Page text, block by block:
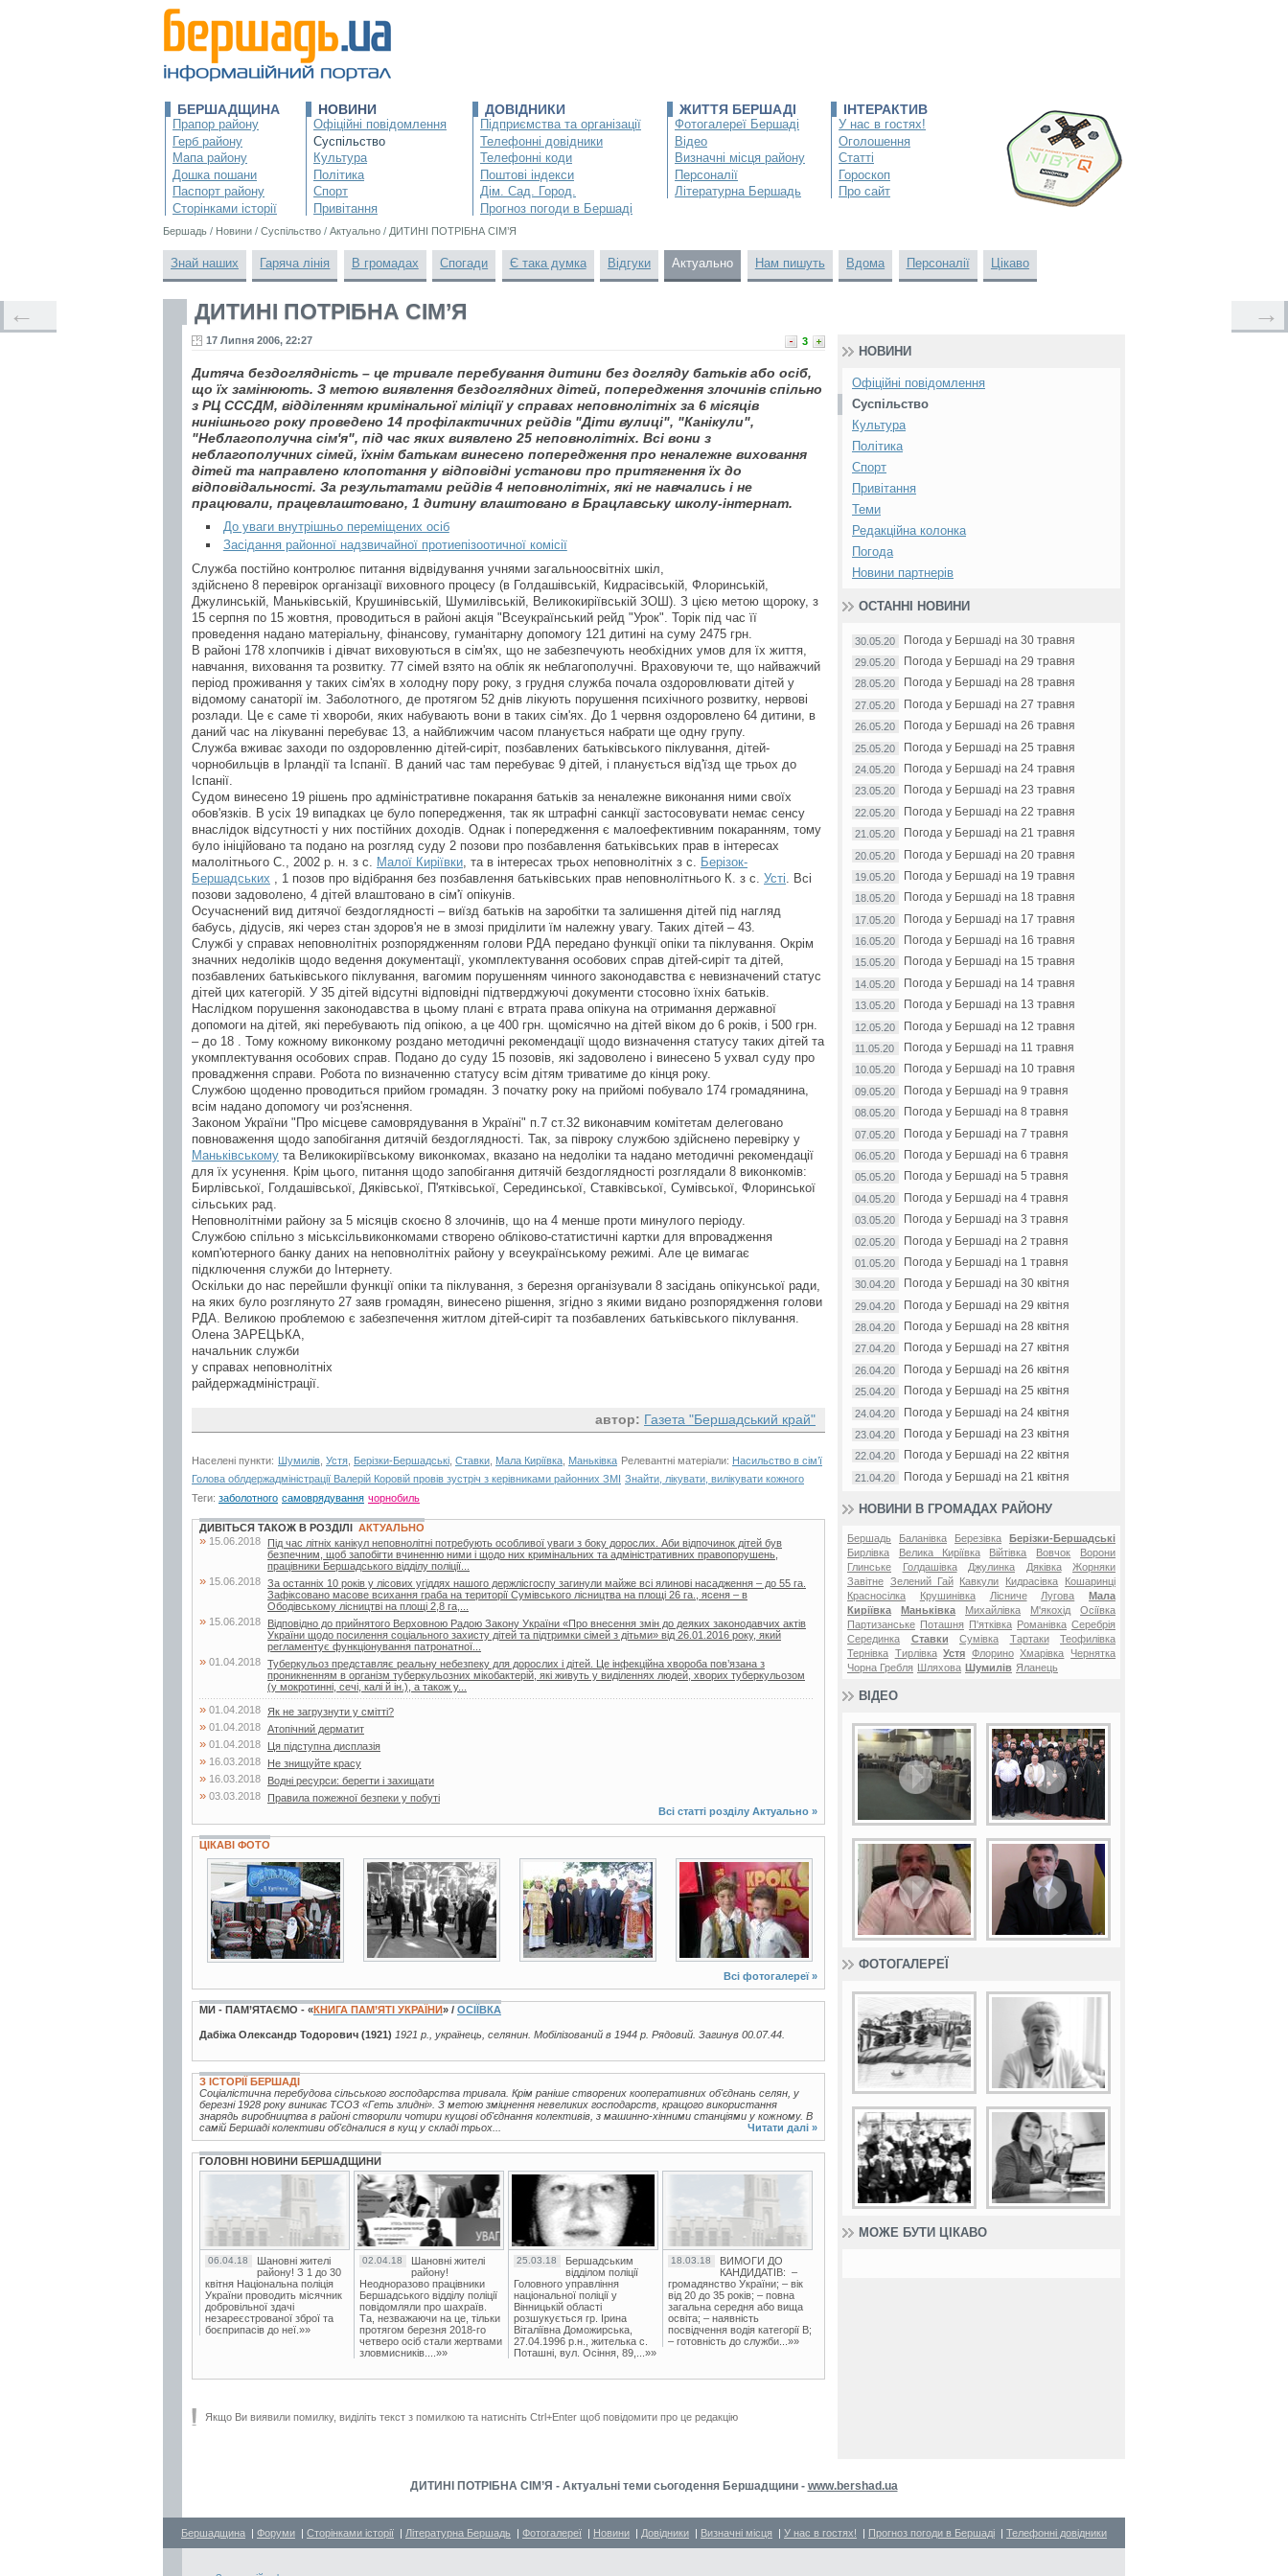
БЕРШАДЩИНА
Прапор району
Герб району
Мапа району
Дошка пошани
Паспорт району
Сторінками історії
НОВИНИ
Офіційні повідомлення
Суспільство
Культура
Політика
Спорт
Привітання
ДОВІДНИКИ
Підприємства та організації
Телефонні довідники
Телефонні коди
Поштові індекси
Дім. Сад. Город.
Прогноз погоди в Бершаді
ЖИТТЯ БЕРШАДІ
Фотогалереї Бершаді
Відео
Визначні місця району
Персоналії
Літературна Бершадь
ІНТЕРАКТИВ
У нас в гостях!
Оголошення
Статті
Гороскоп
Про сайт
Бершадь / Новини / Суспільство / Актуально / ДИТИНІ ПОТРІБНА СІМ’Я
Знай наших Гаряча лінія В громадах Спогади Є така думка Відгуки Актуально Нам пишуть Вдома Персоналії Цікаво
ДИТИНІ ПОТРІБНА СІМ’Я
3
17 Липня 2006, 22:27
Дитяча бездоглядність – це тривале перебування дитини без догляду батьків або осіб,
що їх замінюють. З метою виявлення бездоглядних дітей, попередження злочинів спільно
з РЦ СССДМ, відділенням кримінальної міліції у справах неповнолітніх за 6 місяців
нинішнього року проведено 14 профілактичних рейдів "Діти вулиці", "Канікули",
"Неблагополучна сім'я", під час яких виявлено 25 неповнолітніх. Всі вони з
неблагополучних сімей, їхнім батькам винесено попередження про неналежне виховання
дітей та направлено клопотання у відповідні установи про притягнення їх до
відповідальності. За результатами рейдів 4 неповнолітніх, які не навчались і не
працювали, працевлаштовано, 1 дитину влаштовано в Брацлавську школу-інтернат.
До уваги внутрішньо переміщених осіб
Засідання районної надзвичайної протиепізоотичної комісії
Служба постійно контролює питання відвідування учнями загальноосвітніх шкіл,
здійснено 8 перевірок організації виховного процесу (в Голдашівській, Кидрасівській, Флоринській,
Джулинській, Маньківській, Крушинівській, Шумилівській, Великокиріївській ЗОШ). З цією метою щороку, з
15 серпня по 15 жовтня, проводиться в районі акція "Всеукраїнський рейд "Урок". Торік під час її
проведення надано матеріальну, фінансову, гуманітарну допомогу 121 дитині на суму 2475 грн.
В районі 178 хлопчиків і дівчат виховуються в сім'ях, що не забезпечують необхідних умов для їх життя,
навчання, виховання та розвитку. 77 сімей взято на облік як неблагополучні. Враховуючи те, що найважчий
період проживання у таких сім'ях в холодну пору року, з грудня служба почала оздоровлювати дітей у
відомому санаторії ім. Заболотного, де протягом 52 днів лікують порушення психічного розвитку, нервові
розлади. Це є саме ті хвороби, яких набувають вони в таких сім'ях. До 1 червня оздоровлено 64 дитини, в
даний час на лікуванні перебуває 13, а найближчим часом планується набрати ще одну групу.
Служба вживає заходи по оздоровленню дітей-сиріт, позбавлених батьківського піклування, дітей-
чорнобильців в Ірландії та Іспанії. В даний час там перебуває 9 дітей, і планується від'їзд ще трьох до
Іспанії.
Судом винесено 19 рішень про адміністративне покарання батьків за неналежне виконання ними своїх
обов'язків. В усіх 19 випадках це було попередження, так як штрафні санкції застосовувати немає сенсу
внаслідок відсутності у них постійних доходів. Однак і попередження є малоефективним покаранням, тому
було ініційовано та подано на розгляд суду 2 позови про позбавлення батьківських прав в інтересах
малолітнього С., 2002 р. н. з с. Малої Киріївки , та в інтересах трьох неповнолітніх з с. Берізок-
Бершадських , 1 позов про відібрання без позбавлення батьківських прав неповнолітнього К. з с. Усті . Всі
позови задоволено, 4 дітей влаштовано в сім'ї опікунів.
Осучаснений вид дитячої бездоглядності – виїзд батьків на заробітки та залишення дітей під нагляд
бабусь, дідусів, які через стан здоров'я не в змозі приділити їм належну увагу. Таких дітей – 43.
Службі у справах неповнолітніх розпорядженням голови РДА передано функції опіки та піклування. Окрім
значних недоліків щодо ведення документації, укомплектування особових справ дітей-сиріт та дітей,
позбавлених батьківського піклування, вагомим порушенням чинного законодавства є невизначений статус
дітей цих категорій. У 35 дітей відсутні відповідні підтверджуючі документи стосовно їхніх батьків.
Наслідком порушення законодавства в цьому плані є втрата права опікуна на отримання державної
допомоги на дітей, які перебувають під опікою, а це 400 грн. щомісячно на дітей віком до 6 років, і 500 грн.
– до 18 . Тому кожному виконкому роздано методичні рекомендації щодо визначення статусу таких дітей та
укомплектування особових справ. Подано до суду 15 позовів, які задоволено і винесено 5 ухвал суду про
провадження справи. Робота по визначенню статусу всім дітям триватиме до кінця року.
Службою щоденно проводиться прийом громадян. З початку року на прийомі побувало 174 громадянина,
всім надано допомогу чи роз'яснення.
Законом України "Про місцеве самоврядування в Україні" п.7 ст.32 виконавчим комітетам делеговано
повноваження щодо запобігання дитячій бездоглядності. Так, за півроку службою здійснено перевірку у
Маньківському та Великокиріївському виконкомах, вказано на недоліки та надано методичні рекомендації
для їх усунення. Крім цього, питання щодо запобігання дитячій бездоглядності розглядали 8 виконкомів:
Бирлівської, Голдашівської, Дяківської, П'ятківської, Серединської, Ставківської, Сумівської, Флоринської
сільських рад.
Неповнолітніми району за 5 місяців скоєно 8 злочинів, що на 4 менше проти минулого періоду.
Службою спільно з міськсільвиконкомами створено обліково-статистичні картки для впровадження
комп'ютерного банку даних на неповнолітніх району у всеукраїнському режимі. Але це вимагає
підключення служби до Інтернету.
Оскільки до нас перейшли функції опіки та піклування, з березня організували 8 засідань опікунської ради,
на яких було розглянуто 27 заяв громадян, винесено рішення, згідно з якими видано розпорядження голови
РДА. Великою проблемою є забезпечення житлом дітей-сиріт та позбавлених батьківського піклування.
Олена ЗАРЕЦЬКА,
начальник служби
у справах неповнолітніх
райдержадміністрації.
автор: Газета "Бершадський край"
Населені пункти: Шумилів Устя Берізки-Бершадські Ставки Мала Киріївка Маньківка Релевантні матеріали: Насильство в сім’ї
Голова облдержадміністрації Валерій Коровій провів зустріч з керівниками районних ЗМІ Знайти, лікувати, вилікувати кожного
Теги: заболотного самоврядування чорнобиль
← →
ДИВІТЬСЯ ТАКОЖ В РОЗДІЛІ АКТУАЛЬНО
» 15.06.2018
Під час літніх канікул неповнолітні потребують особливої уваги з боку дорослих. Аби відпочинок дітей був
безпечним, щоб запобігти вчиненню ними і щодо них кримінальних та адміністративних правопорушень,
працівники Бершадського відділу поліції...
» 15.06.2018 За останніх 10 років у лісових угіддях нашого держлісгоспу загинули майже всі ялинові насадження – до 55 га.
Зафіксовано масове всихання граба на території Сумівського лісництва на площі 26 га., ясеня – в
Ободівському лісництві на площі 2,8 га,...
» 15.06.2018
Відповідно до прийнятого Верховною Радою Закону України «Про внесення змін до деяких законодавчих актів
України щодо посилення соціального захисту дітей та підтримки сімей з дітьми» від 26.01.2016 року, який
регламентує функціонування патронатної...
» 01.04.2018 Туберкульоз представляє реальну небезпеку для дорослих і дітей. Це інфекційна хвороба пов’язана з
проникненням в організм туберкульозних мікобактерій, які живуть у виділеннях людей, хворих туберкульозом
(у мокротинні, сечі, калі й ін.), а також у...
» 01.04.2018 Як не загрузнути у смітті?
» 01.04.2018 Атопічний дерматит
» 01.04.2018 Ця підступна дисплазія
» 16.03.2018 Не знищуйте красу
» 16.03.2018 Водні ресурси: берегти і захищати
» 03.03.2018
Правила пожежної безпеки у побуті
Всі статті розділу Актуально »
ЦІКАВІ ФОТО
1 фото 6 фото 3 фото 10 фото
Всі фотогалереї »
МИ - ПАМ’ЯТАЄМО - «КНИГА ПАМ’ЯТІ УКРАЇНИ» / ОСІЇВКА
Дабіжа Олександр Тодорович (1921) 1921 р., українець, селянин. Мобілізований в 1944 р. Рядовий. Загинув 00.07.44.
З ІСТОРІЇ БЕРШАДІ
Соціалістична перебудова сільського господарства тривала. Крім раніше створених кооперативних об'єднань селян, у
березні 1928 року виникає ТСОЗ «Геть злидні». З метою зміцнення невеликих господарств, кращого використання
знарядь виробництва в районі створили чотири кущові об'єднання колективів, з машинно-хінними станціями у кожному. В
самій Бершаді колективи об'єдналися в кущ у складі трьох...
Читати далі »
ГОЛОВНІ НОВИНИ БЕРШАДЩИНИ
06.04.18
Шановні жителі
району! З 1 до 30
квітня Національна поліція
України проводить місячник
добровільної здачі
незареєстрованої зброї та
боєприпасів до неї.»»
02.04.18
Шановні жителі
району!
Неодноразово працівники
Бершадського відділу поліції
повідомляли про шахраїв.
Та, незважаючи на це, тільки
протягом березня 2018-го
четверо осіб стали жертвами
зловмисників....»»
25.03.18
Бершадським
відділом поліції
Головного управління
національної поліції у
Вінницькій області
розшукується гр. Ірина
Віталіївна Доможирська,
27.04.1996 р.н., жителька с.
Поташні, вул. Осіння, 89,...»»
18.03.18
ВИМОГИ ДО
КАНДИДАТІВ: –
громадянство України; – вік
від 20 до 35 років; – повна
загальна середня або вища
освіта; – наявність
посвідчення водія категорії В;
– готовність до служби...»»
Якщо Ви виявили помилку, виділіть текст з помилкою та натисніть Ctrl+Enter щоб повідомити про це редакцію
НОВИНИ
Офіційні повідомлення
Суспільство
Культура
Політика
Спорт
Привітання
Теми
Редакційна колонка
Погода
Новини партнерів
ОСТАННІ НОВИНИ
30.05.20 Погода у Бершаді на 30 травня
29.05.20 Погода у Бершаді на 29 травня
28.05.20 Погода у Бершаді на 28 травня
27.05.20 Погода у Бершаді на 27 травня
26.05.20 Погода у Бершаді на 26 травня
25.05.20 Погода у Бершаді на 25 травня
24.05.20 Погода у Бершаді на 24 травня
23.05.20 Погода у Бершаді на 23 травня
22.05.20 Погода у Бершаді на 22 травня
21.05.20 Погода у Бершаді на 21 травня
20.05.20 Погода у Бершаді на 20 травня
19.05.20 Погода у Бершаді на 19 травня
18.05.20 Погода у Бершаді на 18 травня
17.05.20 Погода у Бершаді на 17 травня
16.05.20 Погода у Бершаді на 16 травня
15.05.20 Погода у Бершаді на 15 травня
14.05.20 Погода у Бершаді на 14 травня
13.05.20 Погода у Бершаді на 13 травня
12.05.20 Погода у Бершаді на 12 травня
11.05.20 Погода у Бершаді на 11 травня
10.05.20 Погода у Бершаді на 10 травня
09.05.20 Погода у Бершаді на 9 травня
08.05.20 Погода у Бершаді на 8 травня
07.05.20 Погода у Бершаді на 7 травня
06.05.20 Погода у Бершаді на 6 травня
05.05.20 Погода у Бершаді на 5 травня
04.05.20 Погода у Бершаді на 4 травня
03.05.20 Погода у Бершаді на 3 травня
02.05.20 Погода у Бершаді на 2 травня
01.05.20 Погода у Бершаді на 1 травня
30.04.20 Погода у Бершаді на 30 квітня
29.04.20 Погода у Бершаді на 29 квітня
28.04.20 Погода у Бершаді на 28 квітня
27.04.20 Погода у Бершаді на 27 квітня
26.04.20 Погода у Бершаді на 26 квітня
25.04.20 Погода у Бершаді на 25 квітня
24.04.20 Погода у Бершаді на 24 квітня
23.04.20 Погода у Бершаді на 23 квітня
22.04.20 Погода у Бершаді на 22 квітня
21.04.20 Погода у Бершаді на 21 квітня
НОВИНИ В ГРОМАДАХ РАЙОНУ
Бершадь Баланівка Березівка
Берізки-Бершадські
Бирлівка
Велика Киріївка Війтівка Вовчок
Ворони
Глинське
Голдашівка Джулинка Дяківка
Жорняки
Завітне Зелений Гай Кавкули Кидрасівка
Кошаринці
Красносілка
Крушинівка Лісниче Лугова
Мала
Киріївка
Маньківка Михайлівка М'якохід
Осіївка
Партизанське Поташня П'ятківка Романівка Серебрія
Серединка
Ставки Сумівка Тартаки
Теофилівка
Тернівка Тирлівка Устя Флорино Хмарівка
Чернятка
Чорна Гребля
Шляхова Шумилів Яланець
ВІДЕО
ФОТОГАЛЕРЕЇ
МОЖЕ БУТИ ЦІКАВО
ДИТИНІ ПОТРІБНА СІМ’Я - Актуальні теми сьогодення Бершадщини - www.bershad.ua
Бершадщина | Форуми | Сторінками історії | Літературна Бершадь | Фотогалереї | Новини | Довідники | Визначні місця | У нас в гостях! | Прогноз погоди в Бершаді | Телефонні довідники